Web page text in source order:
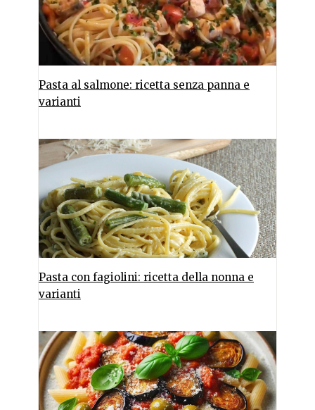
Pasta al salmone: ricetta senza panna e
varianti
Pasta con fagiolini: ricetta della nonna e
varianti